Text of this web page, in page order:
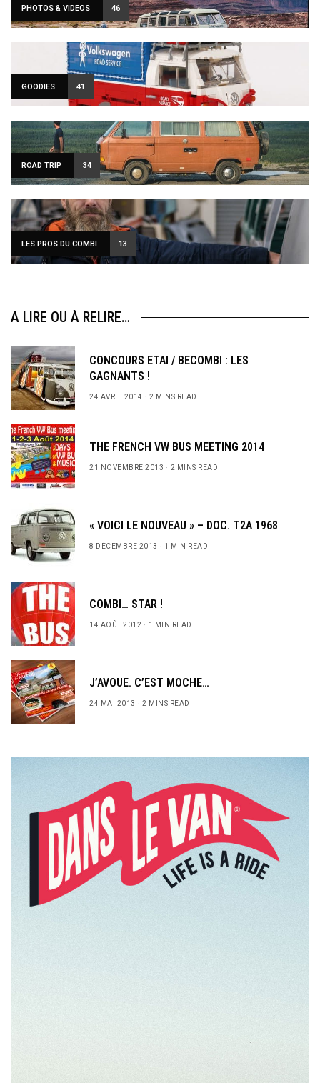
PHOTOS & VIDEOS 46
GOODIES 41
ROAD TRIP 34
LES PROS DU COMBI 13
A LIRE OU À RELIRE…
CONCOURS ETAI / BECOMBI : LES
GAGNANTS !
24 AVRIL 2014 2 MINS READ
THE FRENCH VW BUS MEETING 2014
21 NOVEMBRE 2013 2 MINS READ
« VOICI LE NOUVEAU » – DOC. T2A 1968
8 DÉCEMBRE 2013 1 MIN READ
COMBI… STAR !
14 AOÛT 2012 1 MIN READ
J’AVOUE. C’EST MOCHE…
24 MAI 2013 2 MINS READ